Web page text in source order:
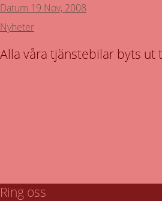
Datum 19 Nov, 2008
Nyheter
Alla våra tjänstebilar byts ut
Ring oss